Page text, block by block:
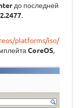
до последней
.
platforms/iso/
CoreOS,